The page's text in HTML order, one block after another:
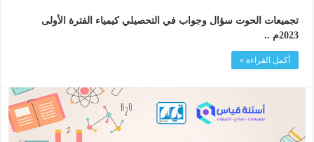
تجميعات الحوت سؤال وجواب في التحصيلي كيمياء الفترة الأولى
2023م ..
أكمل القراءة »